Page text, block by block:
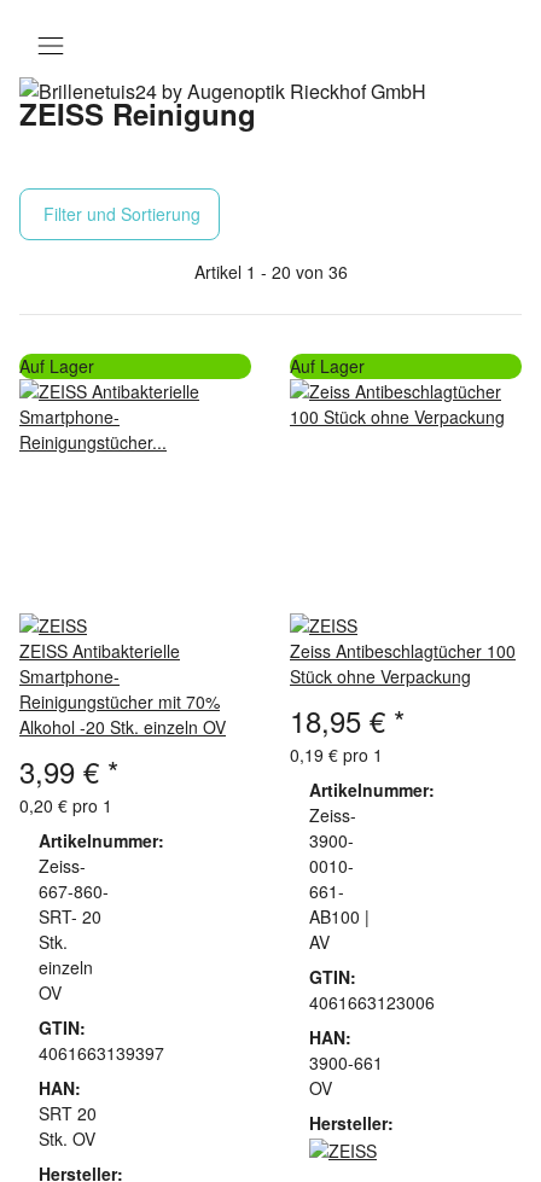
ZEISS Reinigung
Filter und Sortierung
Artikel 1 - 20 von 36
Auf Lager
ZEISS Antibakterielle
Smartphone-
Reinigungstücher mit 70%
Alkohol -20 Stk. einzeln OV
3,99 € *
0,20 € pro 1
Artikelnummer:
Zeiss-
667-860-
SRT- 20
Stk.
einzeln
OV
GTIN:
4061663139397
HAN:
SRT 20
Stk. OV
Hersteller:
Auf Lager
Zeiss Antibeschlagtücher 100
Stück ohne Verpackung
18,95 € *
0,19 € pro 1
Artikelnummer:
Zeiss-
3900-
0010-
661-
AB100 |
AV
GTIN:
4061663123006
HAN:
3900-661
OV
Hersteller: